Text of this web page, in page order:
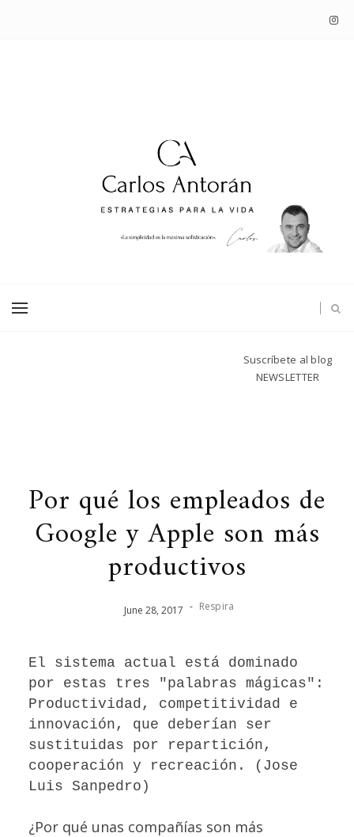
Suscríbete al blog
NEWSLETTER
Por qué los empleados de
Google y Apple son más
productivos
June 28, 2017 - Respira
El sistema actual está dominado
por estas tres "palabras mágicas":
Productividad, competitividad e
innovación, que deberían ser
sustituidas por repartición,
cooperación y recreación. (Jose
Luis Sanpedro)
¿Por qué unas compañías son más